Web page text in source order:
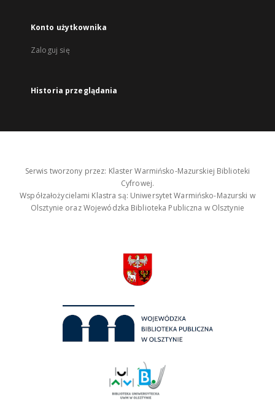
Konto użytkownika
Zaloguj się
Historia przeglądania
Serwis tworzony przez: Klaster Warmińsko-Mazurskiej Biblioteki
Cyfrowej.
Współzałożycielami Klastra są: Uniwersytet Warmińsko-Mazurski w
Olsztynie oraz Wojewódzka Biblioteka Publiczna w Olsztynie